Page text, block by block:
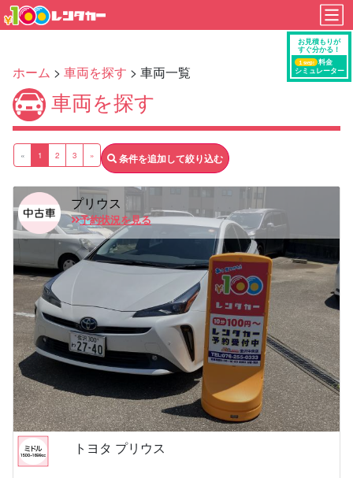
ホーム > 車両を探す > 車両一覧
車両を探す
« 1 2 3 » 条件を追加して絞り込む
プリウス
予約状況を見る
トヨタ プリウス